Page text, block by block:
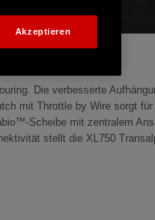
Die verbesserte
mit Throttle by Wire sorgt
Scheibe mit zentralem
stellt die XL750
Akzeptieren